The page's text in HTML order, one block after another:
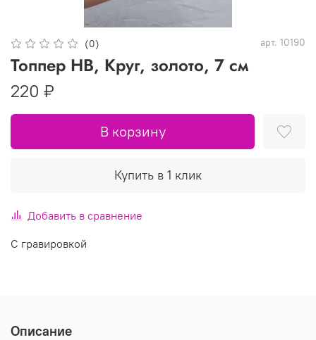
(0) арт. 10190
Топпер HB, Круг, золото, 7 см
220 ₽
В корзину
Купить в 1 клик
Добавить в сравнение
С гравировкой
Описание